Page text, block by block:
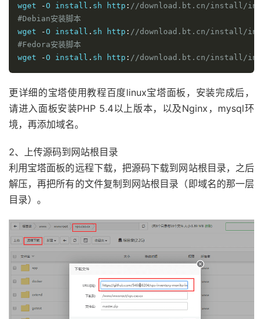
wget
-O install . sh http : //download.bt.cn/install/
#Debian安装脚本
wget
-O install . sh http : //download.bt.cn/install/
#Fedora安装脚本
wget
-O install . sh http : //download.bt.cn/install/
更详细的宝塔使用教程百度linux宝塔面板，安装完成后，
请进入面板安装PHP 5.4以上版本，以及Nginx，mysql环
境，再添加域名。
2、上传源码到网站根目录
利用宝塔面板的远程下载，把源码下载到网站根目录，之后
解压，再把所有的文件复制到网站根目录（即域名的那一层
目录）。